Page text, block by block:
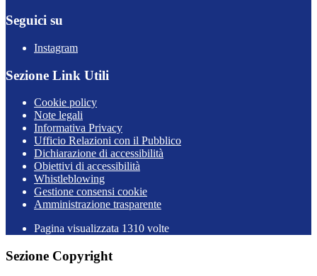
Seguici su
Instagram
Sezione Link Utili
Cookie policy
Note legali
Informativa Privacy
Ufficio Relazioni con il Pubblico
Dichiarazione di accessibilità
Obiettivi di accessibilità
Whistleblowing
Gestione consensi cookie
Amministrazione trasparente
Pagina visualizzata 1310 volte
Sezione Copyright